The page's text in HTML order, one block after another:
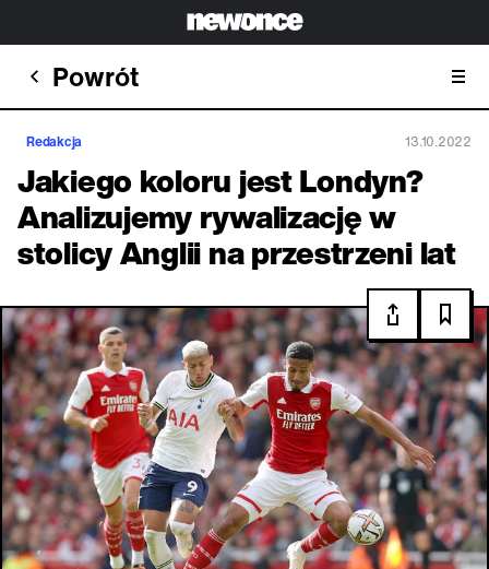
Powrót
Redakcja 13.10.2022
Jakiego koloru jest Londyn?
Analizujemy rywalizację w
stolicy Anglii na przestrzeni lat